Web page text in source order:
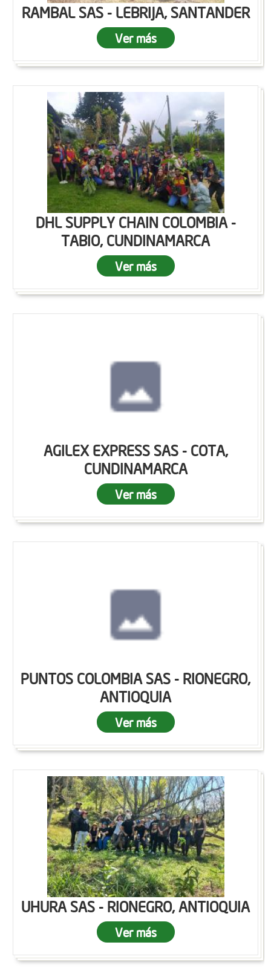
RAMBAL SAS - LEBRIJA, SANTANDER
Ver más
DHL SUPPLY CHAIN COLOMBIA -
TABIO, CUNDINAMARCA
Ver más
AGILEX EXPRESS SAS - COTA,
CUNDINAMARCA
Ver más
PUNTOS COLOMBIA SAS - RIONEGRO,
ANTIOQUIA
Ver más
UHURA SAS - RIONEGRO, ANTIOQUIA
Ver más